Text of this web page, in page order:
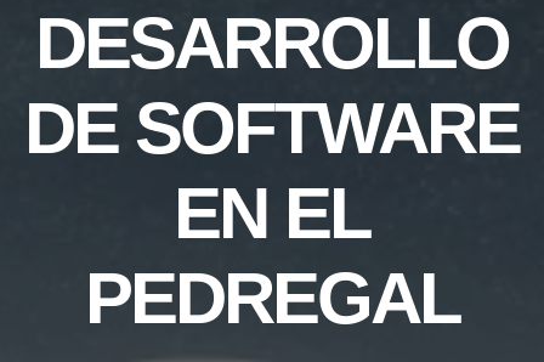
DESARROLLO
DE SOFTWARE
EN EL
PEDREGAL